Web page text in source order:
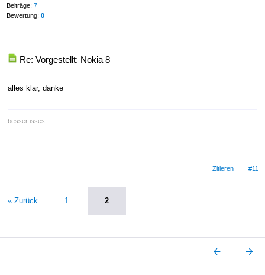
Beiträge: 7
Bewertung: 0
Re: Vorgestellt: Nokia 8
alles klar, danke
besser isses
Zitieren #11
« Zurück 1 2